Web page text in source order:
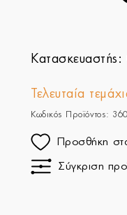
Κατασκευαστής:
Τελευταία
Κωδικός Προϊόντος:
Προσθήκη
Σύγκριση